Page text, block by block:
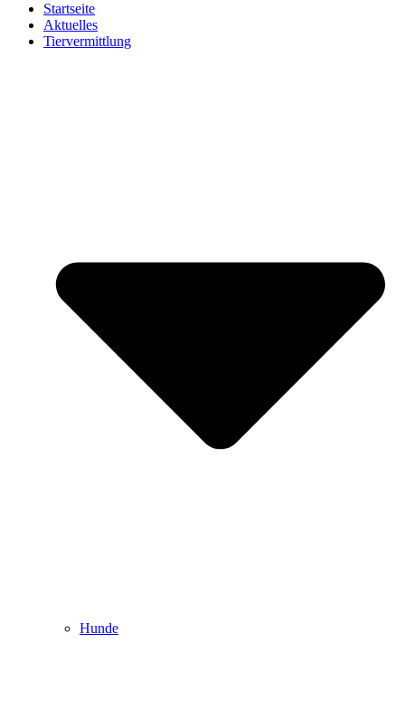
Startseite
Aktuelles
Tiervermittlung
Hunde